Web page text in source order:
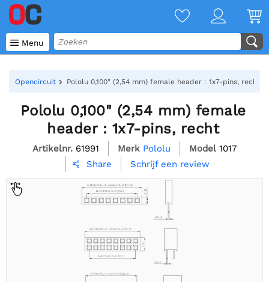
 Menu
Opencircuit Pololu 0,100" (2,54 mm) female header : 1x7-pins, recht
Pololu 0,100" (2,54 mm) female
header : 1x7-pins, recht
Artikelnr. 61991 Merk Pololu Model 1017
 Share Schrijf een review